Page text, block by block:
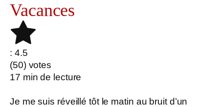
Vacances
: 4.5
(50) votes
17 min de lecture
Je me suis réveillé tôt le matin au bruit d’un